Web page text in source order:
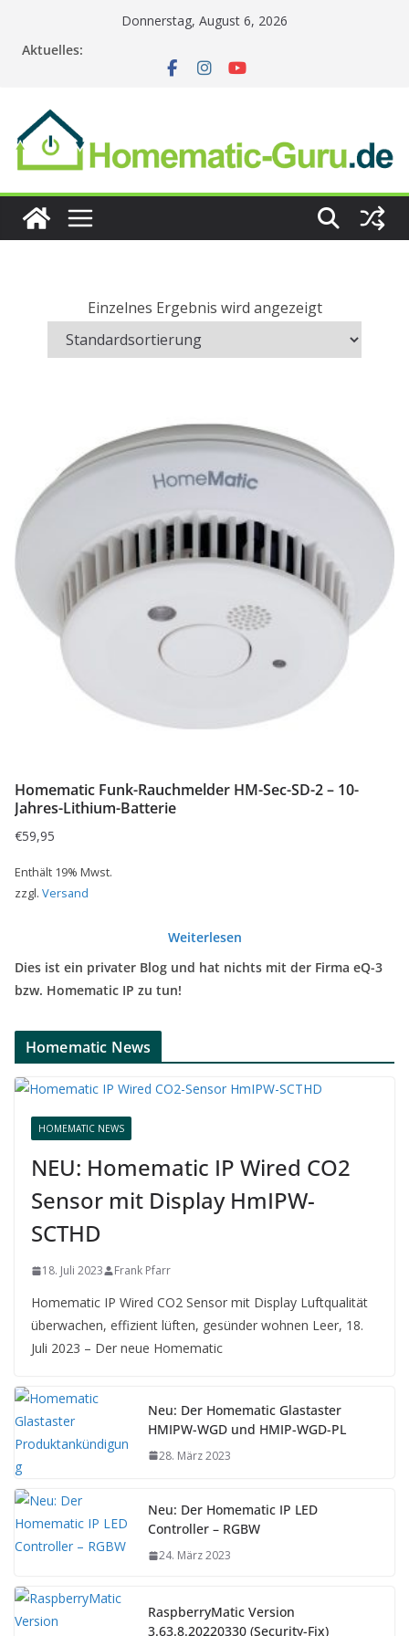
Donnerstag, August 6, 2026
Aktuelles:
Einzelnes Ergebnis wird angezeigt
Homematic Funk-Rauchmelder HM-Sec-SD-2 – 10-
Jahres-Lithium-Batterie
€59,95
Enthält 19% Mwst.
zzgl. Versand
Weiterlesen
Dies ist ein privater Blog und hat nichts mit der Firma eQ-3
bzw. Homematic IP zu tun!
Homematic News
HOMEMATIC NEWS
NEU: Homematic IP Wired CO2
Sensor mit Display HmIPW-
SCTHD
18. Juli 2023 Frank Pfarr
Homematic IP Wired CO2 Sensor mit Display Luftqualität
überwachen, effizient lüften, gesünder wohnen Leer, 18.
Juli 2023 – Der neue Homematic
Neu: Der Homematic Glastaster
HMIPW-WGD und HMIP-WGD-PL
28. März 2023
Neu: Der Homematic IP LED
Controller – RGBW
24. März 2023
RaspberryMatic Version
3.63.8.20220330 (Security-Fix)